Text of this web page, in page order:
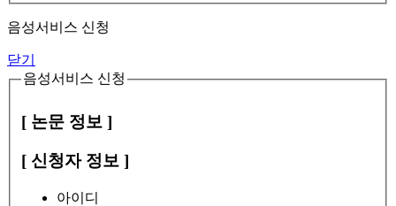
음성서비스 신청
닫기
음성서비스 신청
[ 논문 정보 ]
[ 신청자 정보 ]
아이디